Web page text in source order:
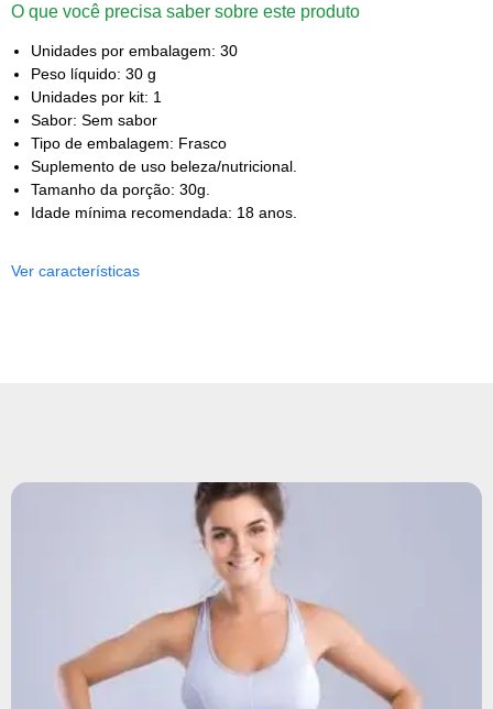
O que você precisa saber sobre este produto
Unidades por embalagem: 30
Peso líquido: 30 g
Unidades por kit: 1
Sabor: Sem sabor
Tipo de embalagem: Frasco
Suplemento de uso beleza/nutricional.
Tamanho da porção: 30g.
Idade mínima recomendada: 18 anos.
Ver características